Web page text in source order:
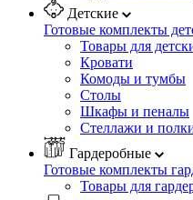
Детские
Готовые комплекты
Товары для
Кровати
Комоды и тумбы
Столы
Шкафы и пеналы
Стеллажи и
Гардеробные
Готовые комплекты
Товары для